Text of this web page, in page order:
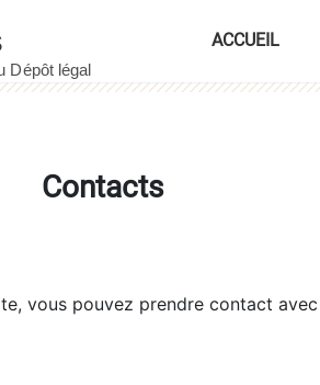
ACCUEIL
Contacts
vous pouvez prendre contact